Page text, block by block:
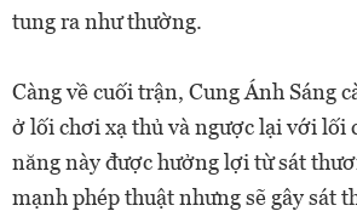
tung ra như thường.
Càng về cuối trận, Cung Ánh Sáng
ở lối chơi xạ thủ và ngược lại với lối
năng này được hưởng lợi từ sát
mạnh phép thuật nhưng sẽ gây sát